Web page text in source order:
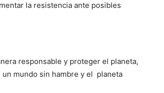
la resistencia ante posibles
responsable y proteger el planeta,
mundo sin hambre y el planeta